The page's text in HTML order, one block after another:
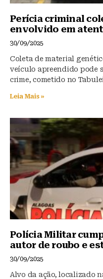
Perícia criminal
envolvido em
30/09/2025
Coleta de material
veículo apreendido pode
crime, cometido no
Leia Mais »
Polícia Militar
autor de roubo e
30/09/2025
Alvo da ação, localizado